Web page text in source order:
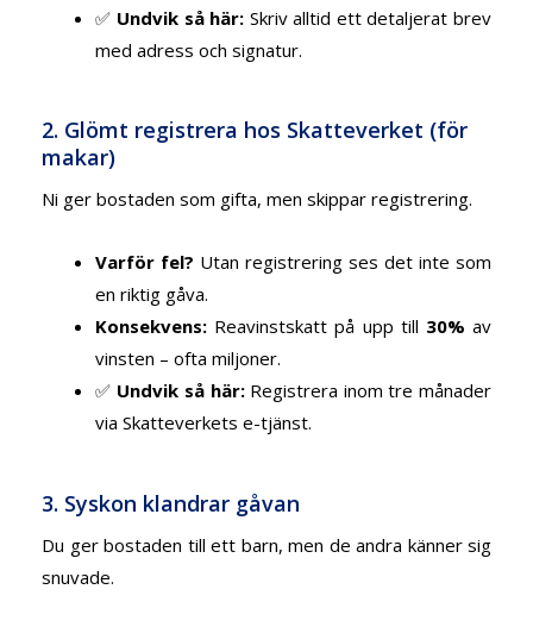
✅ Undvik så här: Skriv alltid ett detaljerat brev
med adress och signatur.
2. Glömt registrera hos Skatteverket (för
makar)
Ni ger bostaden som gifta, men skippar registrering.
Varför fel? Utan registrering ses det inte som
en riktig gåva.
Konsekvens: Reavinstskatt på upp till 30% av
vinsten – ofta miljoner.
✅ Undvik så här:Registrera inom tre månader
via Skatteverkets e-tjänst.
3. Syskon klandrar gåvan
Du ger bostaden till ett barn, men de andra känner sig
snuvade.